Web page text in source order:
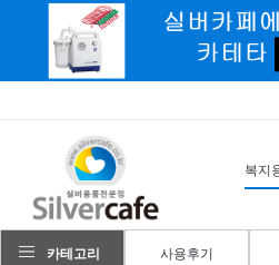
카테고리 사용후기